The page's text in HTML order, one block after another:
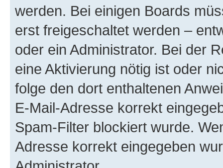
werden. Bei einigen Boards
erst freigeschaltet werden –
oder ein Administrator. Bei der
eine Aktivierung nötig ist oder
folge den dort enthaltenen
E-Mail-Adresse korrekt
Spam-Filter blockiert wurde.
Adresse korrekt eingegeben